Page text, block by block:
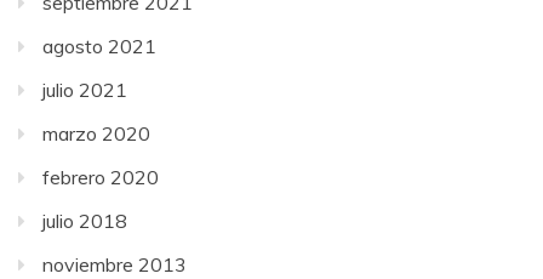
agosto 2021
julio 2021
marzo 2020
febrero 2020
julio 2018
noviembre 2013